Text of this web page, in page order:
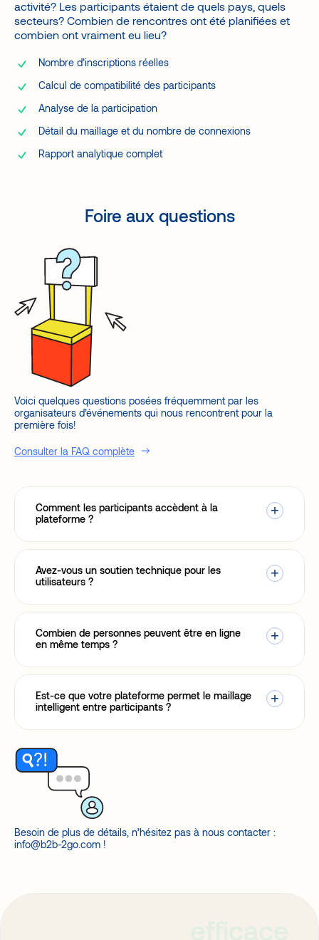
activité? Les participants étaient de quels pays, quels
secteurs? Combien de rencontres ont été planifiées et
combien ont vraiment eu lieu?
Nombre d’inscriptions réelles
Calcul de compatibilité des participants
Analyse de la participation
Détail du maillage et du nombre de connexions
Rapport analytique complet
Foire aux questions
Voici quelques questions posées fréquemment par les
organisateurs d’événements qui nous rencontrent pour la
première fois!
Consulter la FAQ complète
Comment les participants accèdent à la
plateforme ?
Avez-vous un soutien technique pour les
utilisateurs ?
Combien de personnes peuvent être en ligne
en même temps ?
Est-ce que votre plateforme permet le maillage
intelligent entre participants ?
Besoin de plus de détails, n’hésitez pas à nous contacter :
info@b2b-2go.com !